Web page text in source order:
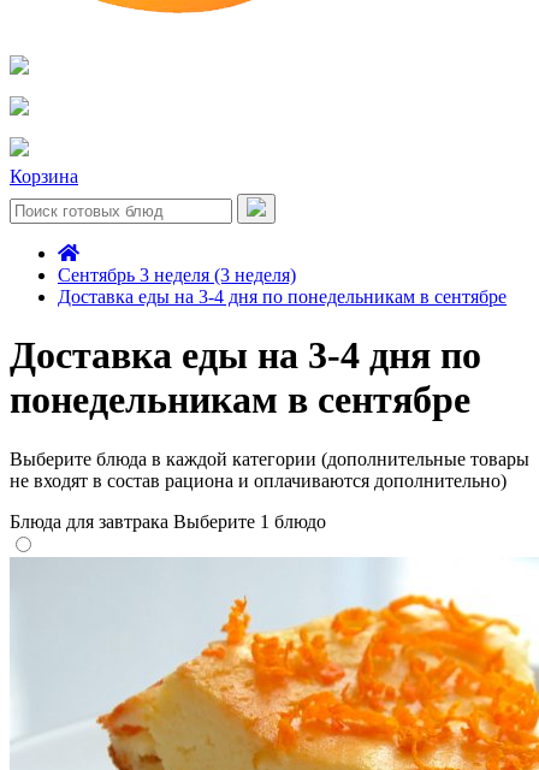
Корзина
Сентябрь 3 неделя (3 неделя)
Доставка еды на 3-4 дня по понедельникам в сентябре
Доставка еды на 3-4 дня по
понедельникам в сентябре
Выберите блюда в каждой категории (дополнительные товары
не входят в состав рациона и оплачиваются дополнительно)
Блюда для завтрака Выберите 1 блюдо